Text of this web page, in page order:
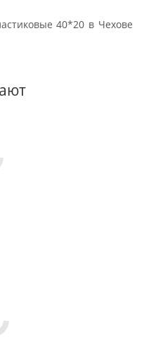
40*20 в Чехове